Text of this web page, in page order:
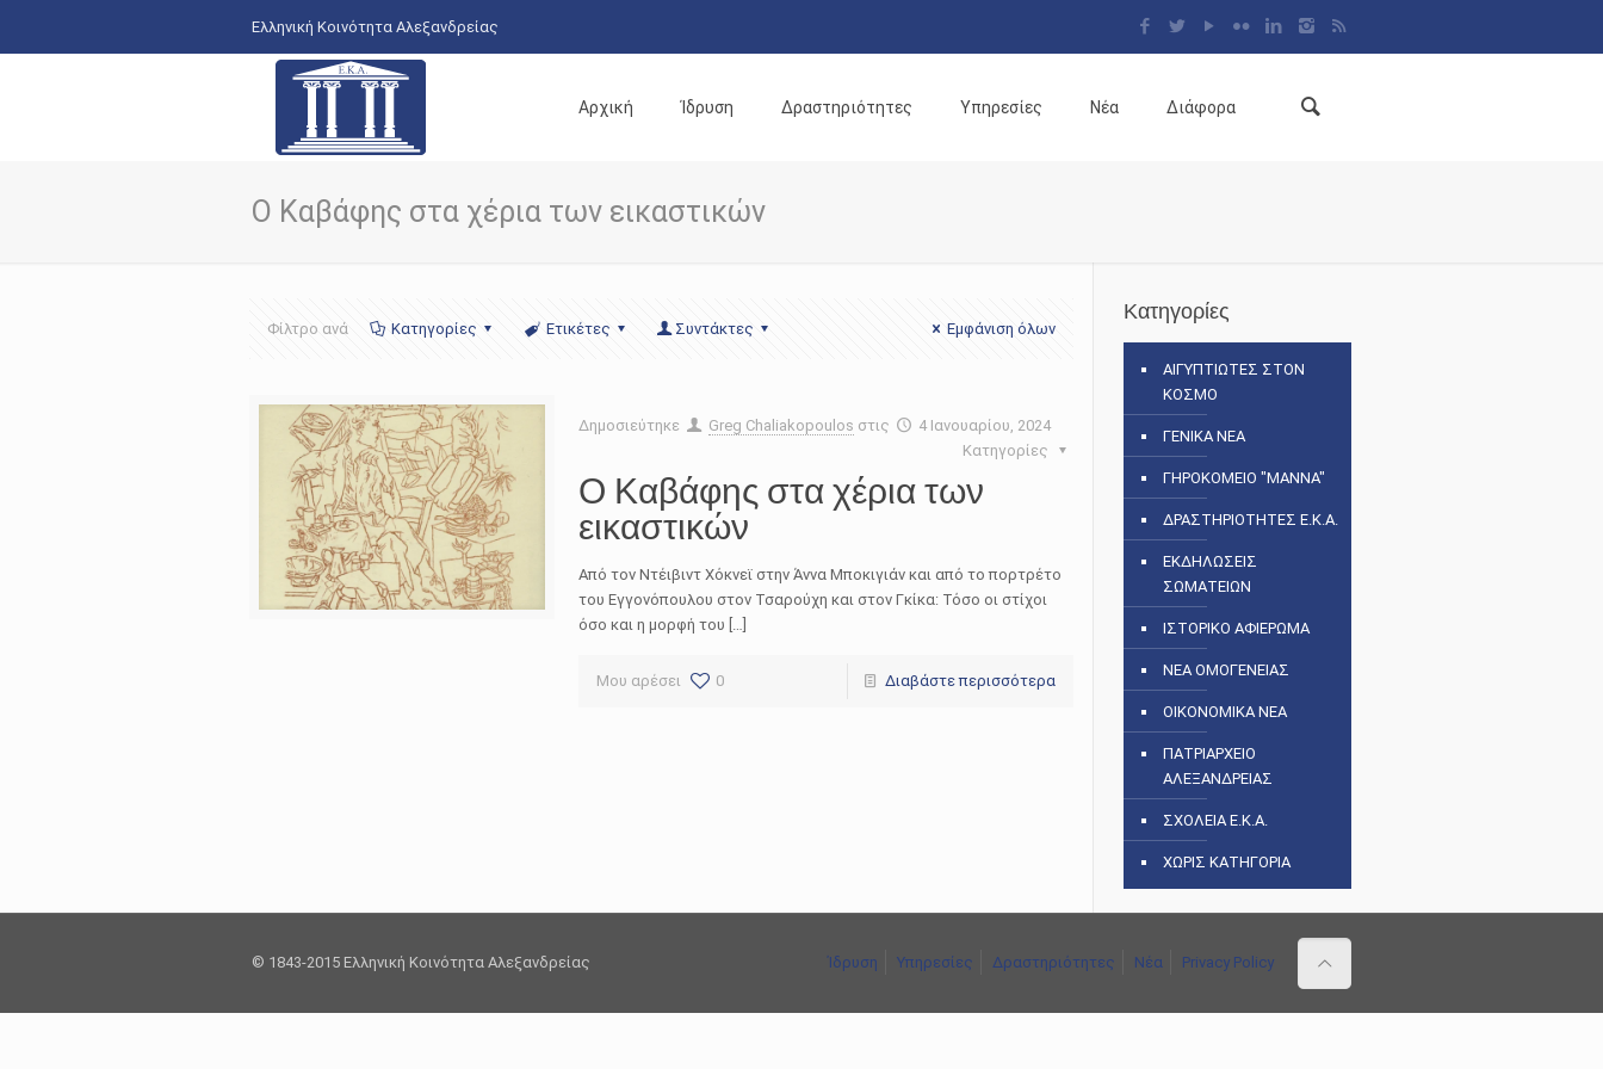
Ελληνική Κοινότητα Αλεξανδρείας
Αρχική Ίδρυση Δραστηριότητες Υπηρεσίες Νέα Διάφορα
Ο Καβάφης στα χέρια των εικαστικών
Φίλτρο ανά Κατηγορίες Ετικέτες Συντάκτες Εμφάνιση όλων
Δημοσιεύτηκε Greg Chaliakopoulos στις
4 Ιανουαρίου, 2024
Κατηγορίες
Ο Καβάφης στα χέρια των
εικαστικών
Από τον Ντέιβιντ Χόκνεϊ στην Άννα Μποκιγιάν και από το πορτρέτο
του Εγγονόπουλου στον Τσαρούχη και στον Γκίκα: Τόσο οι στίχοι
όσο και η μορφή του […]
Μου αρέσει 0 Διαβάστε περισσότερα
Κατηγορίες
ΑΙΓΥΠΤΙΩΤΕΣ ΣΤΟΝ
ΚΟΣΜΟ
ΓΕΝΙΚΑ ΝΕΑ
ΓΗΡΟΚΟΜΕΙΟ "ΜΑΝΝΑ"
ΔΡΑΣΤΗΡΙΟΤΗΤΕΣ Ε.Κ.Α.
ΕΚΔΗΛΩΣΕΙΣ
ΣΩΜΑΤΕΙΩΝ
ΙΣΤΟΡΙΚΟ ΑΦΙΕΡΩΜΑ
ΝΕΑ ΟΜΟΓΕΝΕΙΑΣ
ΟΙΚΟΝΟΜΙΚΑ ΝΕΑ
ΠΑΤΡΙΑΡΧΕΙΟ
ΑΛΕΞΑΝΔΡΕΙΑΣ
ΣΧΟΛΕΙΑ Ε.Κ.Α.
ΧΩΡΙΣ ΚΑΤΗΓΟΡΙΑ
© 1843-2015 Ελληνική Κοινότητα Αλεξανδρείας Ίδρυση Υπηρεσίες Δραστηριότητες Νέα Privacy Policy